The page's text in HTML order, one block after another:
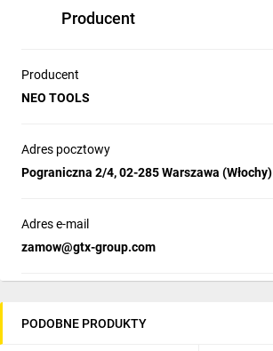
Producent
Producent
NEO TOOLS
Adres pocztowy
Pograniczna 2/4, 02-285 Warszawa (Włochy)
Adres e-mail
zamow@gtx-group.com
PODOBNE PRODUKTY